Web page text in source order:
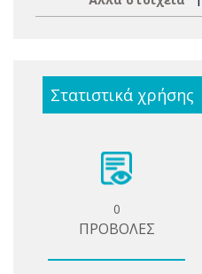
Στατιστικά χρήσης
0
ΠΡΟΒΟΛΕΣ